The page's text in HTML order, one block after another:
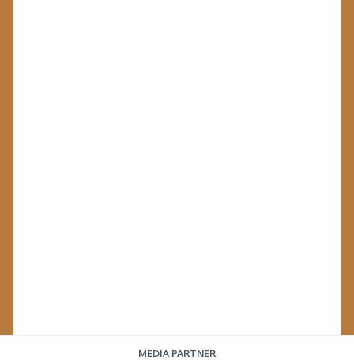
MEDIA PARTNER